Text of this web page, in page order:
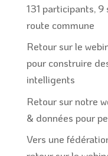
131 participants,
route commune
Retour sur le
pour construire
intelligents
Retour sur notre
& données pour
Vers une